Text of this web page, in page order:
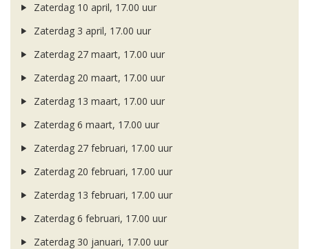
Zaterdag 10 april, 17.00 uur
Zaterdag 3 april, 17.00 uur
Zaterdag 27 maart, 17.00 uur
Zaterdag 20 maart, 17.00 uur
Zaterdag 13 maart, 17.00 uur
Zaterdag 6 maart, 17.00 uur
Zaterdag 27 februari, 17.00 uur
Zaterdag 20 februari, 17.00 uur
Zaterdag 13 februari, 17.00 uur
Zaterdag 6 februari, 17.00 uur
Zaterdag 30 januari, 17.00 uur